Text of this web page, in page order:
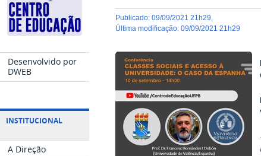
Desenvolvido por
DWEB
INSTITUCIONAL
A Direção
publicado:09/09/2021 21h29
última modificação:09/09/2021 21h29